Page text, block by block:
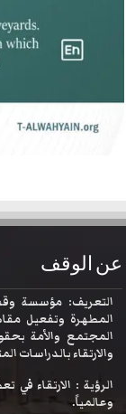
عن الوقف
التعريف: مؤسسة
المطهرة وتفعيل
المجتمع والأمة
والارتقاء بالدراسات
الرؤية : الارتقاء في
وعالمياً.